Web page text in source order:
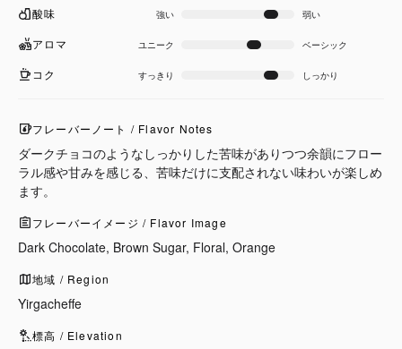
酸味 強い 弱い
アロマ ユニーク ベーシック
コク すっきり しっかり
フレーバーノート / Flavor Notes
ダークチョコのようなしっかりした苦味がありつつ余韻にフロー
ラル感や甘みを感じる、苦味だけに支配されない味わいが楽しめ
ます。
フレーバーイメージ / Flavor Image
Dark Chocolate, Brown Sugar, Floral, Orange
地域 / Region
Yirgacheffe
標高 / Elevation